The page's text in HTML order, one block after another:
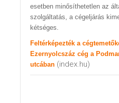
esetben minősíthetetlen az
szolgáltatás, a cégeljárás
kétséges.
Feltérképezték a
Ezernyolcszáz cég a
utcában (index.hu)